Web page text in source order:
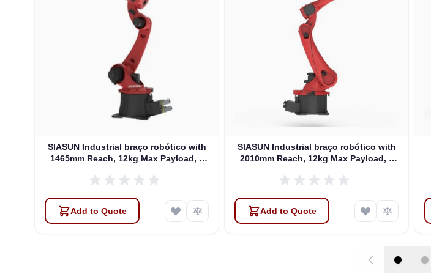
SIASUN Industrial braço robótico with
1465mm Reach, 12kg Max Payload, 6
Add to Quote
SIASUN Industrial braço robótico with
2010mm Reach, 12kg Max Payload, 6
Add to Quote